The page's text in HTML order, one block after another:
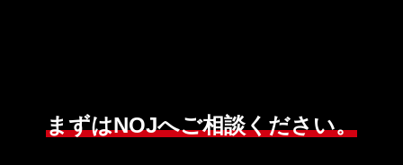
まずはNOJへご相談ください。